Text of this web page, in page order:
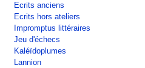
Ecrits anciens
Ecrits hors ateliers
Impromptus littéraires
Jeu d'échecs
Kaléïdoplumes
Lannion